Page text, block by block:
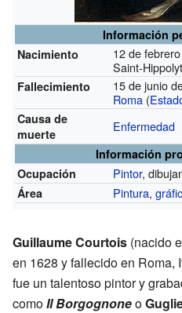
Información
Nacimiento
12 de
Saint-
Fallecimiento
15 de junio
Roma (
Causa de
muerte
Enfermedad
Información
Ocupación
Pintor,
Área Pintura,
Guillaume Courtois (nacido
en 1628 y fallecido en Roma,
fue un talentoso pintor y
comoIl Borgognoneo